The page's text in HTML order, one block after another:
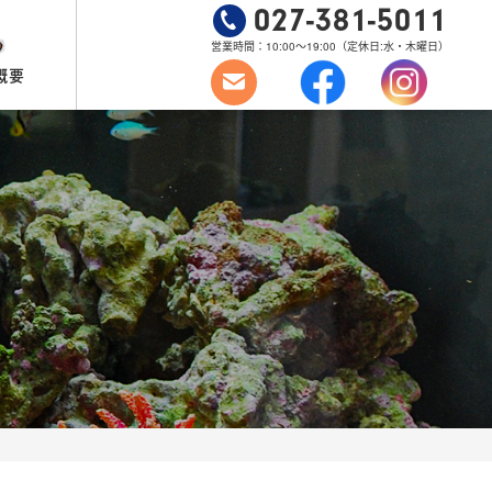
要
027-381-5011
営業時間：10:00～19:00 （定休日:水・木曜日）